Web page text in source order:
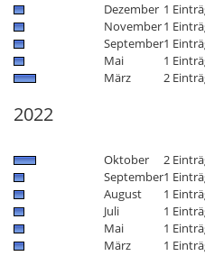
Dezember 1
November1
September1
Mai
1
März
2
2022
Oktober 2
September1
August
1
Juli
1
Mai
1
März
1